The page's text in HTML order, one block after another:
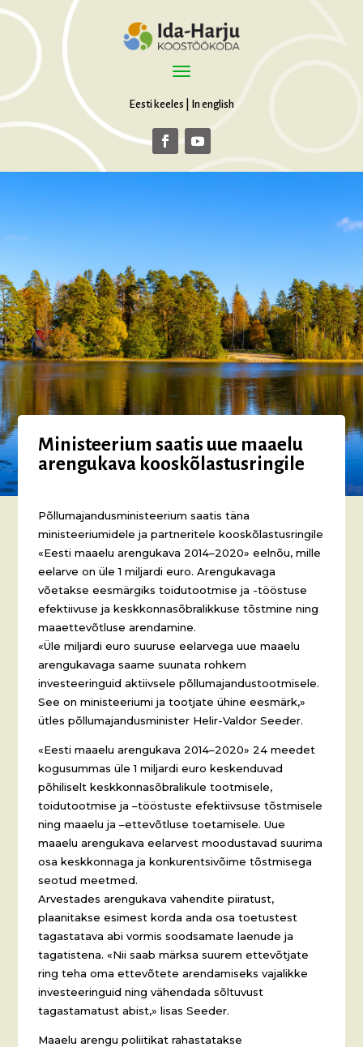
Eesti keeles In english
Ministeerium saatis uue maaelu
arengukava kooskõlastusringile
Põllumajandusministeerium saatis täna
ministeeriumidele ja partneritele kooskõlastusringile
«Eesti maaelu arengukava 2014–2020» eelnõu, mille
eelarve on üle 1 miljardi euro. Arengukavaga
võetakse eesmärgiks toidutootmise ja -tööstuse
efektiivuse ja keskkonnasõbralikkuse tõstmine ning
maaettevõtluse arendamine.
«Üle miljardi euro suuruse eelarvega uue maaelu
arengukavaga saame suunata rohkem
investeeringuid aktiivsele põllumajandustootmisele.
See on ministeeriumi ja tootjate ühine eesmärk,»
ütles põllumajandusminister Helir-Valdor Seeder.
«Eesti maaelu arengukava 2014–2020» 24 meedet
kogusummas üle 1 miljardi euro keskenduvad
põhiliselt keskkonnasõbralikule tootmisele,
toidutootmise ja –tööstuste efektiivsuse tõstmisele
ning maaelu ja –ettevõtluse toetamisele. Uue
maaelu arengukava eelarvest moodustavad suurima
osa keskkonnaga ja konkurentsivõime tõstmisega
seotud meetmed.
Arvestades arengukava vahendite piiratust,
plaanitakse esimest korda anda osa toetustest
tagastatava abi vormis soodsamate laenude ja
tagatistena. «Nii saab märksa suurem ettevõtjate
ring teha oma ettevõtete arendamiseks vajalikke
investeeringuid ning vähendada sõltuvust
tagastamatust abist,» lisas Seeder.
Maaelu arengu poliitikat rahastatakse